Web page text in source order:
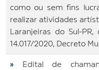
como ou sem fins
realizar atividades
Laranjeiras do Sul-
14.017/2020, Decreto
»
Edital de